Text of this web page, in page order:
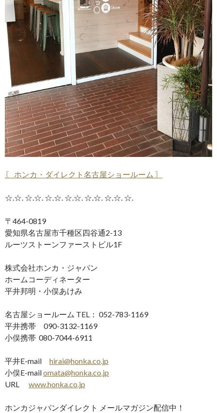
〖 ホンカ・ダイレクト名古屋ショールーム 〗
☆.☆. ☆.☆. ☆.☆. ☆.☆. ☆.☆. ☆.☆. ☆.
〒464-0819
愛知県名古屋市千種区四谷通2-13
ルーツストーンファーストビル1F
株式会社ホンカ・ジャパン
ホームコーディネーター
平井邦明・小俣あけみ
名古屋ショールーム TEL： 052-783-1169
平井携帯 090-3132-1169
小俣携帯 080-7044-6911
平井E-mail hirai@honka.co.jp
小俣E-mailomata@honka.co.jp
URL www.honka.co.jp
ホンカジャパンダイレクト メールマガジン配信中！